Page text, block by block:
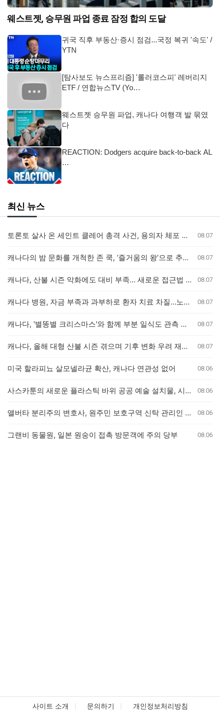
웨스트젯, 승무원 파업 종료 잠정 합의 도달
귀국 직후 부동산·증시 점검...국정 복귀 '속도' /
YTN
[탐사보도 뉴스프리즘] '롤러코스피' 레버리지
ETF / 연합뉴스TV (Yo…
웨스트젯 승무원 파업, 캐나다 여행객 발 묶였
다
REACTION: Dodgers acquire back-to-back AL
…
최신 뉴스
토론토 살사 온 세인트 클레어 총격 사건, 용의자 체포 발표 예정 08.07
캐나다의 밤 문화를 개척한 존 쿡, ‘즐거움의 왕’으로 추모받다 08.07
캐나다, 산불 시즌 악화에도 대비 부족... 새로운 접근법 필요 08.07
캐나다 병원, 자금 부족과 과부하로 환자 치료 차질…노조 "대책 마련 시급" 08.07
캐나다, '별똥별 크리스마스'와 함께 부분 일식도 관측 가능 08.07
캐나다, 올해 대형 산불 시즌 겪으며 기후 변화 우려 재점화 08.07
미국 할라피뇨 살모넬라균 확산, 캐나다 연관성 없어 08.06
사스카툰의 새로운 플라스틱 바위 공공 예술 설치물, 시민들의 반응 엇갈려 08.06
앨버타 분리주의 변호사, 원주민 보호구역 신탁 관리인 직위 박탈 명령에 불복 항소 08.06
그랜비 동물원, 일본 원숭이 접촉 방문객에 주의 당부 08.06
사이트 소개 문의하기 개인정보처리방침